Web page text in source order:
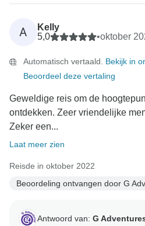
A
Kelly
5,0
•oktober
Automatisch vertaald. Bekijk in
Beoordeel deze vertaling
Geweldige reis om de
ontdekken. Zeer vriendelijke
Zeker een...
Laat meer zien
Reisde in oktober 2022
Beoordeling ontvangen door G
Antwoord van: G